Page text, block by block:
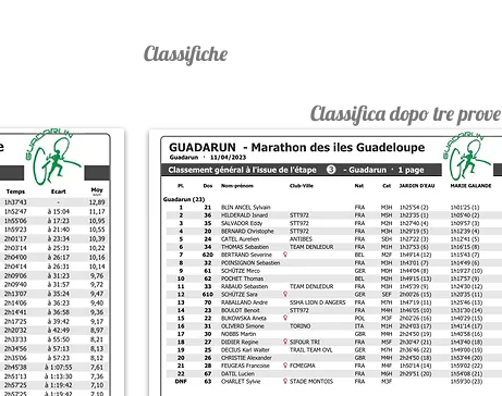
Classifiche
Classifica dopo tre prove